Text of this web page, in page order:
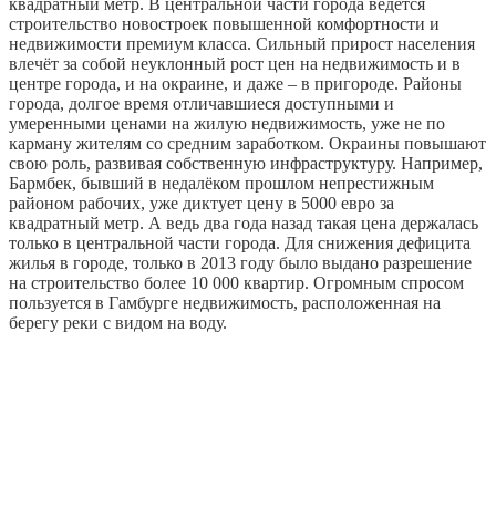
строительство новостроек повышенной комфортности и
недвижимости премиум класса. Сильный прирост населения
влечёт за собой неуклонный рост цен на недвижимость и в
центре города, и на окраине, и даже – в пригороде. Районы
города, долгое время отличавшиеся доступными и
умеренными ценами на жилую недвижимость, уже не по
карману жителям со средним заработком. Окраины повышают
свою роль, развивая собственную инфраструктуру. Например,
Бармбек, бывший в недалёком прошлом непрестижным
районом рабочих, уже диктует цену в 5000 евро за
квадратный метр. А ведь два года назад такая цена держалась
только в центральной части города. Для снижения дефицита
жилья в городе, только в 2013 году было выдано разрешение
на строительство более 10 000 квартир. Огромным спросом
пользуется в Гамбурге недвижимость, расположенная на
берегу реки с видом на воду.